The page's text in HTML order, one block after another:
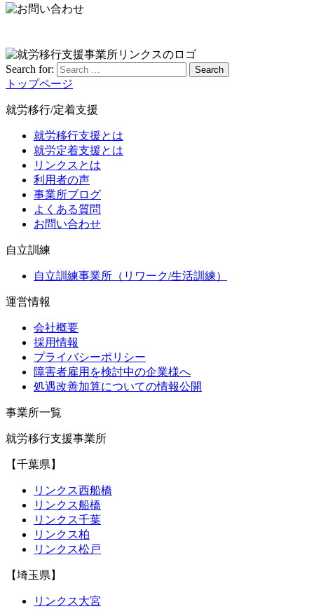
Search for: Search
トップページ
就労移行/定着支援
就労移行支援とは
就労定着支援とは
リンクスとは
利用者の声
事業所ブログ
よくある質問
お問い合わせ
自立訓練
自立訓練事業所（リワーク/生活訓練）
運営情報
会社概要
採用情報
プライバシーポリシー
障害者雇用を検討中の企業様へ
処遇改善加算についての情報公開
事業所一覧
就労移行支援事業所
【千葉県】
リンクス西船橋
リンクス船橋
リンクス千葉
リンクス柏
リンクス松戸
【埼玉県】
リンクス大宮